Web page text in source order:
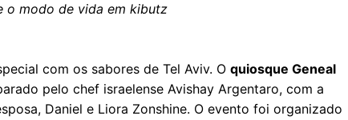
o modo de vida em kibutz
com os sabores de Tel Aviv. O quiosque Geneal
pelo chef israelense Avishay Argentaro, com a
Daniel e Liora Zonshine. O evento foi organizado